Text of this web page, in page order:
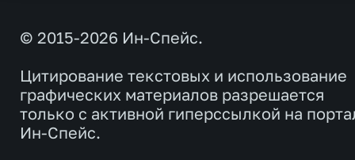
© 2015-2026 Ин-Спейс.
Цитирование текстовых и использование
графических материалов разрешается
только с активной гиперссылкой на
Ин-Спейс.